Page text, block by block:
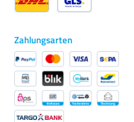
Zahlungsarten